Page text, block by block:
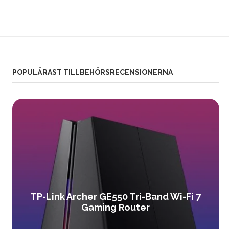
POPULÄRAST TILLBEHÖRSRECENSIONERNA
TP-Link Archer GE550 Tri-Band Wi-Fi 7
Gaming Router